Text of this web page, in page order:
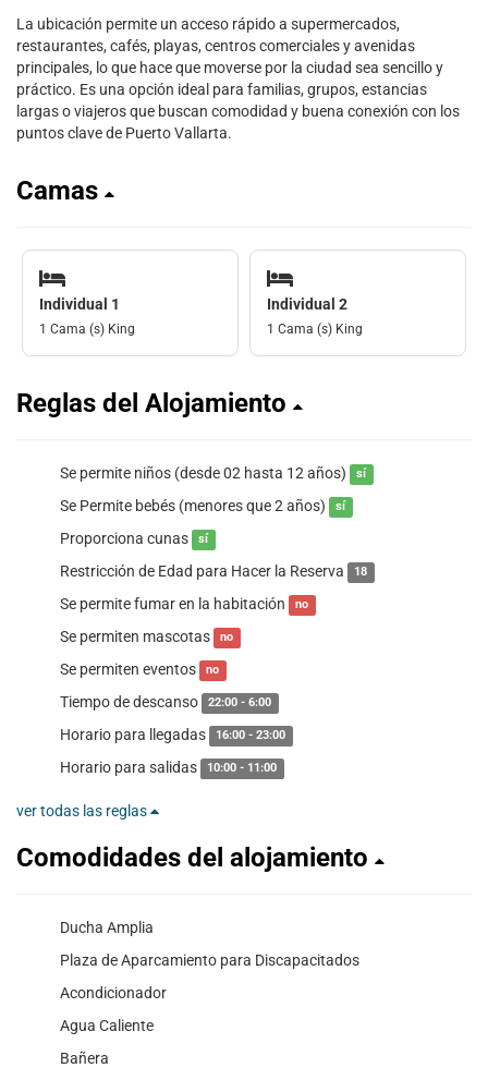
La ubicación permite un acceso rápido a supermercados,
restaurantes, cafés, playas, centros comerciales y avenidas
principales, lo que hace que moverse por la ciudad sea sencillo y
práctico. Es una opción ideal para familias, grupos, estancias
largas o viajeros que buscan comodidad y buena conexión con los
puntos clave de Puerto Vallarta.
Camas
Individual 1
1 Cama (s) King
Individual 2
1 Cama (s) King
Reglas del Alojamiento
Se permite niños (desde 02 hasta 12 años) sí
Se Permite bebés (menores que 2 años) sí
Proporciona cunas sí
Restricción de Edad para Hacer la Reserva 18
Se permite fumar en la habitación no
Se permiten mascotas no
Se permiten eventos no
Tiempo de descanso 22:00 - 6:00
Horario para llegadas 16:00 - 23:00
Horario para salidas 10:00 - 11:00
ver todas las reglas
Comodidades del alojamiento
Ducha Amplia
Plaza de Aparcamiento para Discapacitados
Acondicionador
Agua Caliente
Bañera